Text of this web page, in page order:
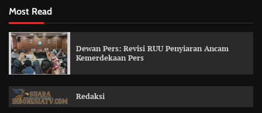
Most Read
Dewan Pers: Revisi RUU Penyiaran Ancam
Kemerdekaan Pers
Redaksi